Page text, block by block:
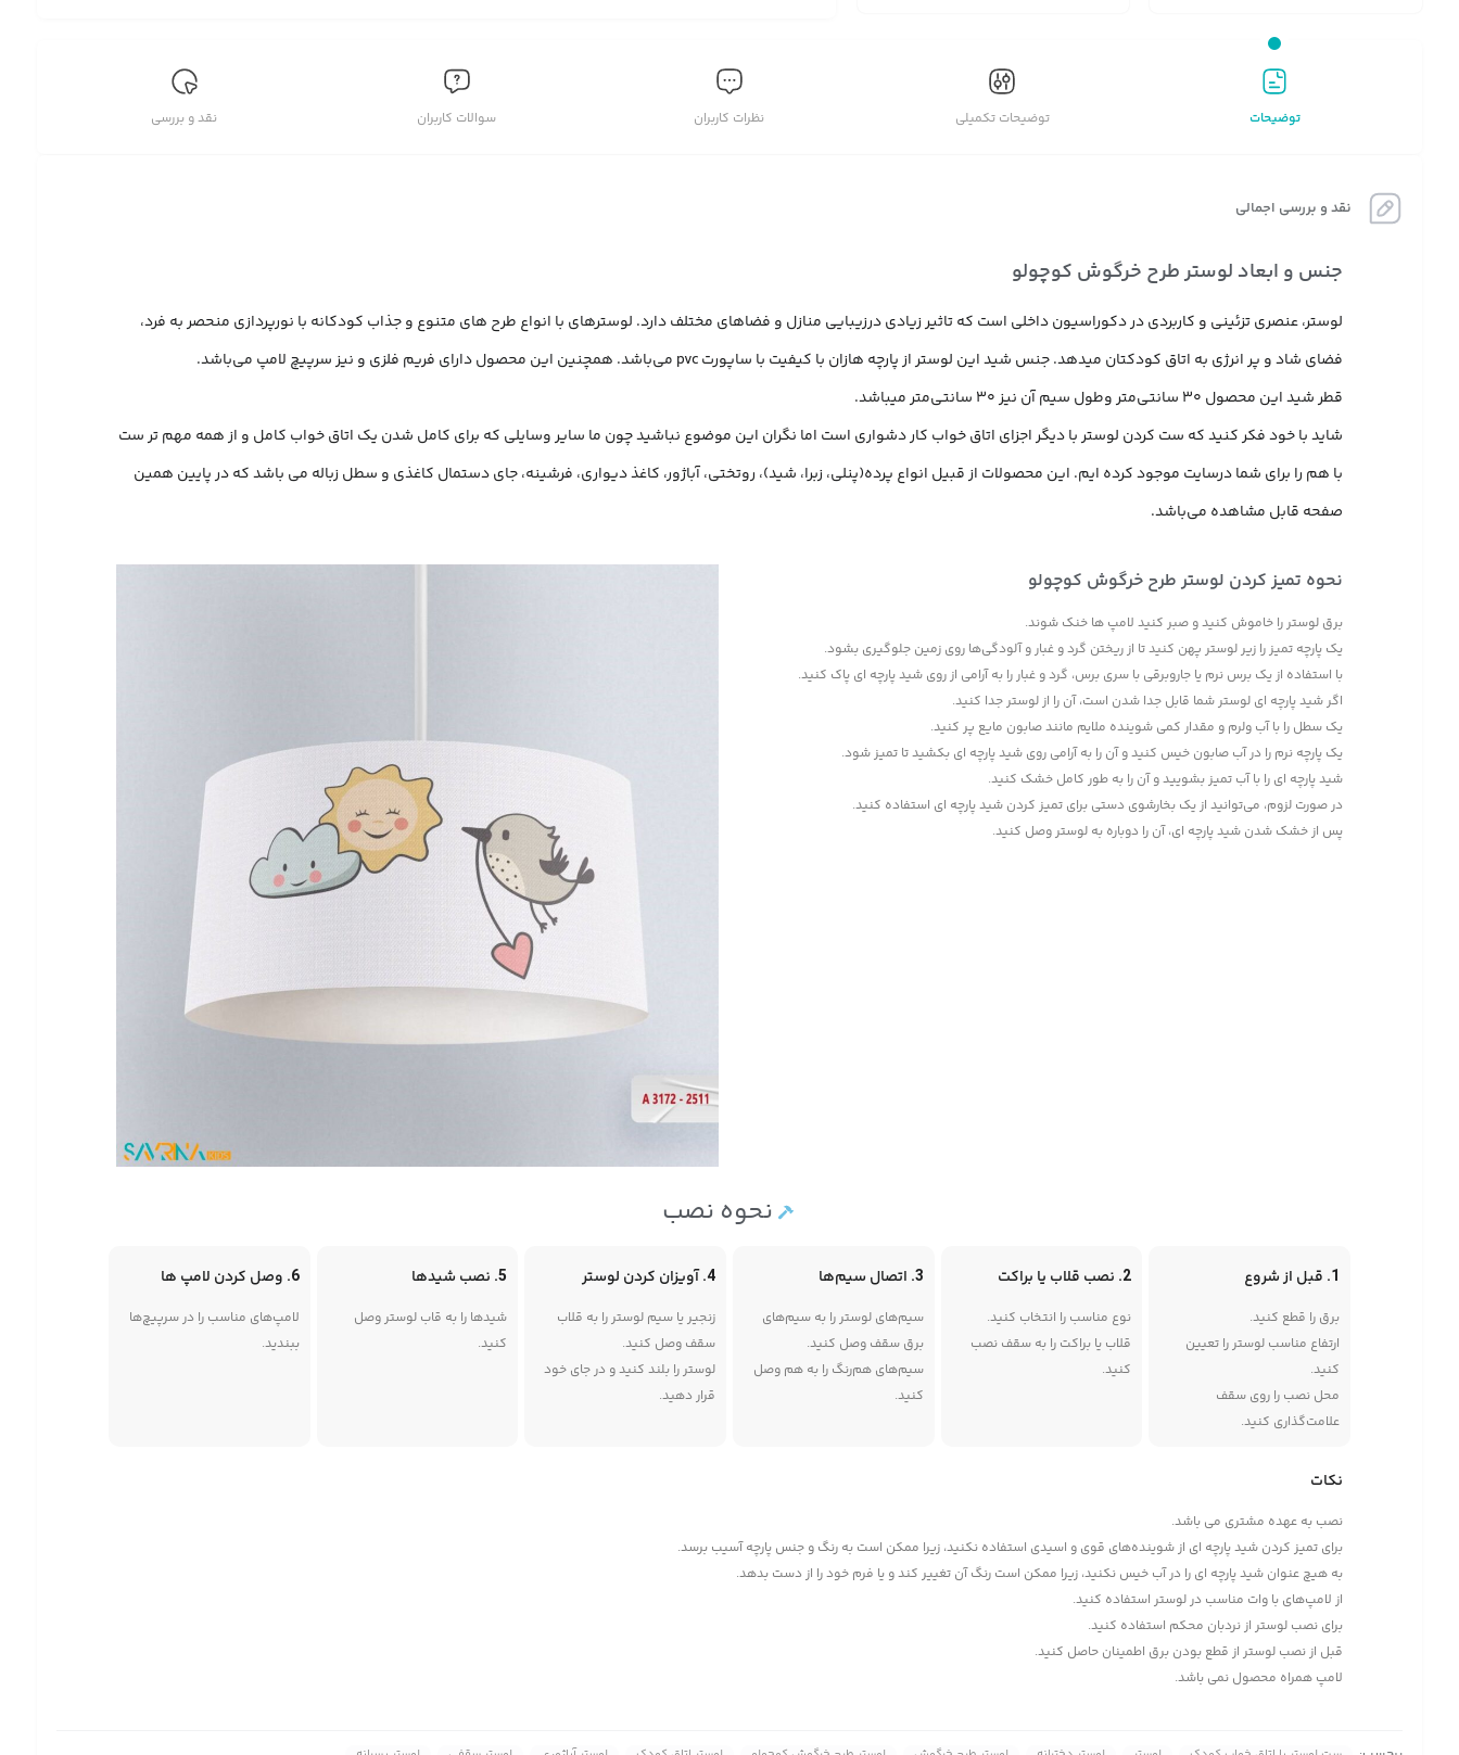
توضیحات توضیحات تکمیلی نظرات کاربران سوالات کاربران نقد و بررسی
نقد و بررسی اجمالی
جنس و ابعاد لوستر طرح خرگوش کوچولو
لوستر، عنصری تزئینی و کاربردی در دکوراسیون داخلی است که تاثیر زیادی درزیبایی منازل و فضاهای مختلف دارد. لوسترهای با انواع طرح های متنوع و جذاب کودکانه با نورپردازی منحصر به فرد،
فضای شاد و پر انرژی به اتاق کودکتان میدهد. جنس شید این لوستر از پارچه هازان با کیفیت با ساپورت pvc می‌باشد. همچنین این محصول دارای فریم فلزی و نیز سرپیچ لامپ می‌باشد.
قطر شید این محصول 30 سانتی‌متر وطول سیم آن نیز 30 سانتی‌متر میباشد.
شاید با خود فکر کنید که ست کردن لوستر با دیگر اجزای اتاق خواب کار دشواری است اما نگران این موضوع نباشید چون ما سایر وسایلی که برای کامل شدن یک اتاق خواب کامل و از همه مهم تر ست
با هم را برای شما درسایت موجود کرده ایم. این محصولات از قبیل انواع پرده(پنلی، زبرا، شید)، روتختی، آباژور، کاغذ دیواری، فرشینه، جای دستمال کاغذی و سطل زباله می باشد که در پایین همین
صفحه قابل مشاهده می‌باشد.
نحوه تمیز کردن لوستر طرح خرگوش کوچولو
برق لوستر را خاموش کنید و صبر کنید لامپ ها خنک شوند.
یک پارچه تمیز را زیر لوستر پهن کنید تا از ریختن گرد و غبار و آلودگی‌ها روی زمین جلوگیری بشود.
با استفاده از یک برس نرم یا جاروبرقی با سری برس، گرد و غبار را به آرامی از روی شید پارچه ای پاک کنید.
اگر شید پارچه ای لوستر شما قابل جدا شدن است، آن را از لوستر جدا کنید.
یک سطل را با آب ولرم و مقدار کمی شوینده ملایم مانند صابون مایع پر کنید.
یک پارچه نرم را در آب صابون خیس کنید و آن را به آرامی روی شید پارچه ای بکشید تا تمیز شود.
شید پارچه ای را با آب تمیز بشویید و آن را به طور کامل خشک کنید.
در صورت لزوم، می‌توانید از یک بخارشوی دستی برای تمیز کردن شید پارچه ای استفاده کنید.
پس از خشک شدن شید پارچه ای، آن را دوباره به لوستر وصل کنید.
نحوه نصب
1. قبل از شروع
برق را قطع کنید.
ارتفاع مناسب لوستر را تعیین
کنید.
محل نصب را روی سقف
علامت‌گذاری کنید.
2. نصب قلاب یا براکت
نوع مناسب را انتخاب کنید.
قلاب یا براکت را به سقف نصب
کنید.
3. اتصال سیم‌ها
سیم‌های لوستر را به سیم‌های
برق سقف وصل کنید.
سیم‌های هم‌رنگ را به هم وصل
کنید.
4. آویزان کردن لوستر
زنجیر یا سیم لوستر را به قلاب
سقف وصل کنید.
لوستر را بلند کنید و در جای خود
قرار دهید.
5. نصب شیدها
شیدها را به قاب لوستر وصل
کنید.
6. وصل کردن لامپ ها
لامپ‌های مناسب را در سرپیچ‌ها
ببندید.
نکات
نصب به عهده مشتری می باشد.
برای تمیز کردن شید پارچه ای از شوینده‌های قوی و اسیدی استفاده نکنید، زیرا ممکن است به رنگ و جنس پارچه آسیب برسد.
به هیچ عنوان شید پارچه ای را در آب خیس نکنید، زیرا ممکن است رنگ آن تغییر کند و یا فرم خود را از دست بدهد.
از لامپ‌های با وات مناسب در لوستر استفاده کنید.
برای نصب لوستر از نردبان محکم استفاده کنید.
قبل از نصب لوستر از قطع بودن برق اطمینان حاصل کنید.
لامپ همراه محصول نمی باشد.